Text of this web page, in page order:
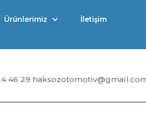
Ürünlerimiz
İletişim
46 29